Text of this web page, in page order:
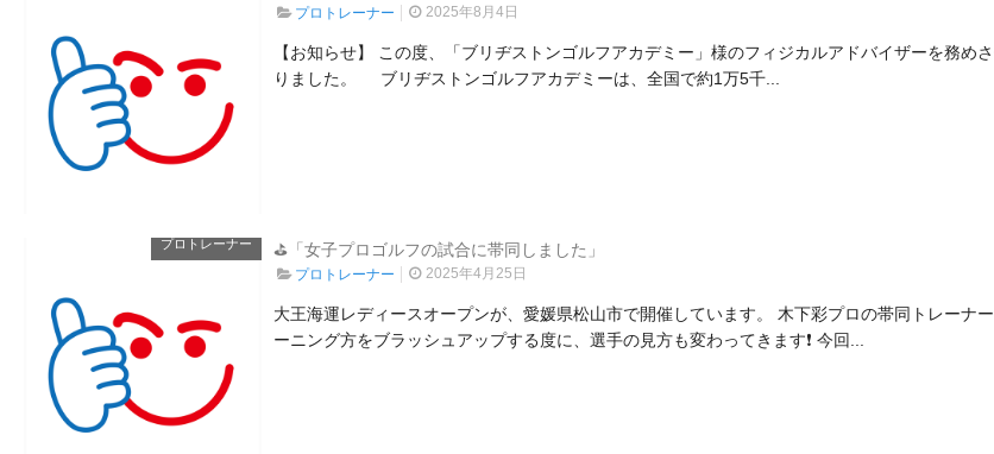
プロトレーナー 2025年8月4日
【お知らせ】 この度、「ブリヂストンゴルフアカデミー」様のフィジカルアドバイザーを務め
りました。 ブリヂストンゴルフアカデミーは、全国で約1万5千...
プロトレーナー ⛳「女子プロゴルフの試合に帯同しました」
プロトレーナー 2025年4月25日
大王海運レディースオープンが、愛媛県松山市で開催しています。 木下彩プロの帯同トレーナ
ーニング方をブラッシュアップする度に、選手の見方も変わってきます❗ 今回...